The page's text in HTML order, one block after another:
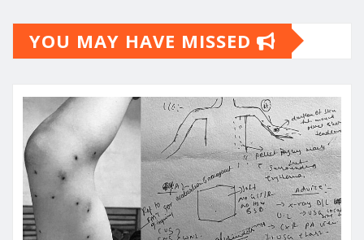
YOU MAY HAVE MISSED